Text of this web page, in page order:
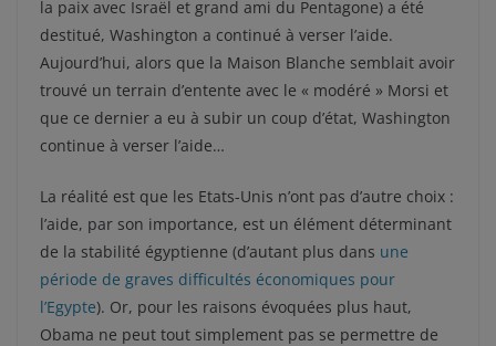
la paix avec Israël et grand ami du Pentagone) a été
destitué, Washington a continué à verser l’aide.
Aujourd’hui, alors que la Maison Blanche semblait avoir
trouvé un terrain d’entente avec le « modéré » Morsi et
que ce dernier a eu à subir un coup d’état, Washington
continue à verser l’aide…
La réalité est que les Etats-Unis n’ont pas d’autre choix :
l’aide, par son importance, est un élément déterminant
de la stabilité égyptienne (d’autant plus dans une
période de graves difficultés économiques pour
l’Egypte). Or, pour les raisons évoquées plus haut,
Obama ne peut tout simplement pas se permettre de